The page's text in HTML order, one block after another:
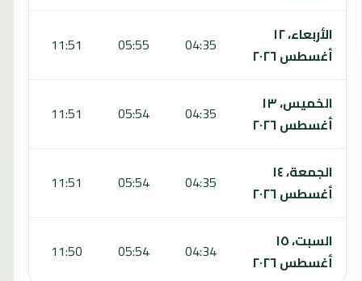
الأربعاء، ١٢
أغسطس ٢٠٢٦
04:35
05:55
11:51
الخميس، ١٣
أغسطس ٢٠٢٦
04:35
05:54
11:51
الجمعة، ١٤
أغسطس ٢٠٢٦
04:35
05:54
11:51
السبت، ١٥
أغسطس ٢٠٢٦
04:34
05:54
11:50